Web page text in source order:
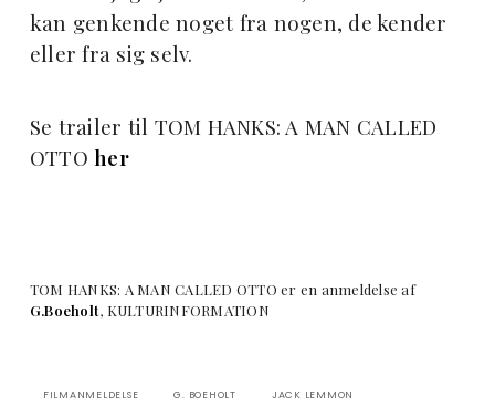
kan genkende noget fra nogen, de kender
eller fra sig selv.
Se trailer til TOM HANKS: A MAN CALLED
OTTOher
TOM HANKS: A MAN CALLED OTTO er en anmeldelse af
G.Boeholt, KULTURINFORMATION
FILMANMELDELSE G. BOEHOLT JACK LEMMON